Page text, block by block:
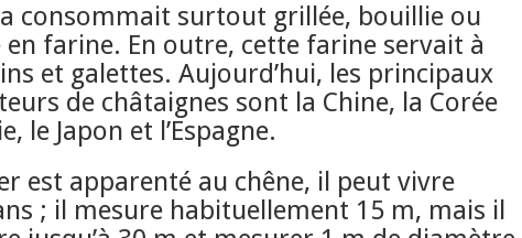
consommait surtout grillée, bouillie ou
farine. En outre, cette farine servait à
et galettes. Aujourd’hui, les principaux
de châtaignes sont la Chine, la Corée
le Japon et l’Espagne.
est apparenté au chêne, il peut vivre
; il mesure habituellement 15 m, mais il